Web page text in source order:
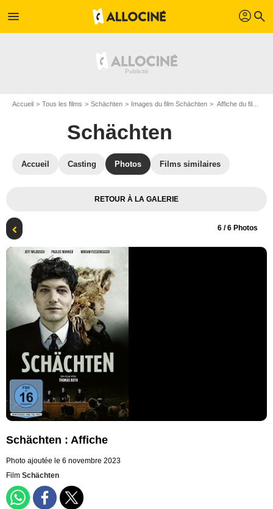
menu profil search
Accueil Tous les films Schächten Images du film Schächten Affiche du film Schächten - Photo 6
Schächten
Accueil Casting Photos Films similaires
RETOUR À LA GALERIE
6 / 6 Photos
Schächten : Affiche
Photo ajoutée le 6 novembre 2023
Film Schächten